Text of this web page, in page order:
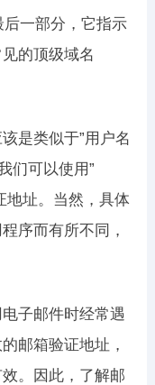
一部分，它指示
的顶级域名
是类似于”用户名
们可以使用”
地址。当然，具体
序而有所不同，
子邮件时经常遇
邮箱验证地址，
。因此，了解邮